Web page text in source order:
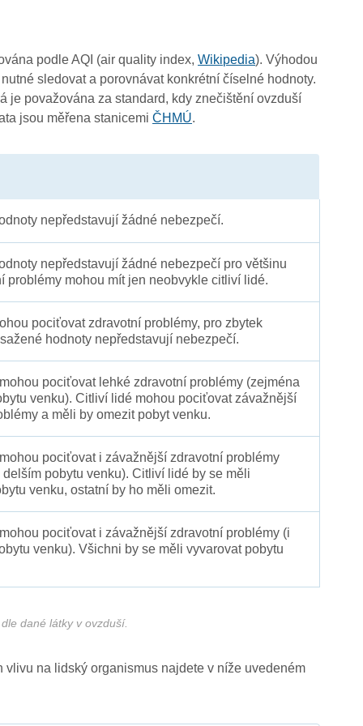
3
3
podle AQI (air quality index,Wikipedia). Výhodou
sledovat a porovnávat konkrétní číselné hodnoty.
je považována za standard, kdy znečištění ovzduší
jsou měřena stanicemiČHMÚ.
nepředstavují žádné nebezpečí.
nepředstavují žádné nebezpečí pro většinu
problémy mohou mít jen neobvykle citliví lidé.
pociťovat zdravotní problémy, pro zbytek
hodnoty nepředstavují nebezpečí.
pociťovat lehké zdravotní problémy (zejména
venku). Citliví lidé mohou pociťovat závažnější
a měli by omezit pobyt venku.
pociťovat i závažnější zdravotní problémy
pobytu venku). Citliví lidé by se měli
venku, ostatní by ho měli omezit.
pociťovat i závažnější zdravotní problémy (i
venku). Všichni by se měli vyvarovat pobytu
dané látky v ovzduší.
na lidský organismus najdete v níže uvedeném